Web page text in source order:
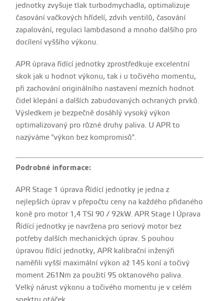
jednotky zvyšuje tlak turbodmychadla, optimalizuje
časování vačkových hřídelí, zdvih ventilů, časování
zapalování, regulaci lambdasond a mnoho dalšího pro
docílení vyššího výkonu.
APR úprava řídící jednotky zprostředkuje excelentní
skok jak u hodnot výkonu, tak i u točivého momentu,
při zachování originálního nastavení mezních hodnot
čidel klepání a dalších zabudovaných ochraných prvků.
Výsledkem je bezpečně dosáhlý vysoký výkon
optimalizovaný pro různé druhy paliva. U APR to
nazýváme "výkon bez kompromisů".
Podrobné informace:
APR Stage 1 úprava Řídící jednotky je jedna z
nejlepších úprav v přepočtu ceny na každého přidaného
koně pro motor 1,4 TSI 90 / 92kW. APR Stage I Úprava
Řídící jednotky je navržena pro seriový motor bez
potřeby dalších mechanických úprav. S pouhou
úpravou řídící jednotky, APR kalibrační inženýři
naměřili vyšší maximální výkon až 145 koní a točivý
moment 261Nm za použití 95 oktanového paliva.
Velký nárust výkonu a točivého momentu je v celém